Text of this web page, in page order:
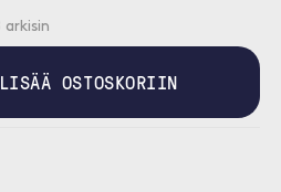
LISÄÄ OSTOSKORIIN